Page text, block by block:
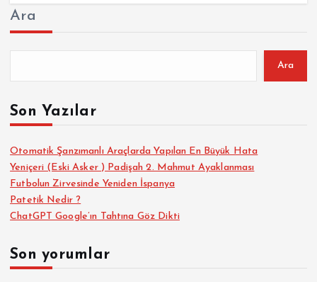
Ara
Ara
Son Yazılar
Otomatik Şanzımanlı Araçlarda Yapılan En Büyük Hata
Yeniçeri (Eski Asker ) Padişah 2. Mahmut Ayaklanması
Futbolun Zirvesinde Yeniden İspanya
Patetik Nedir ?
ChatGPT Google’ın Tahtına Göz Dikti
Son yorumlar